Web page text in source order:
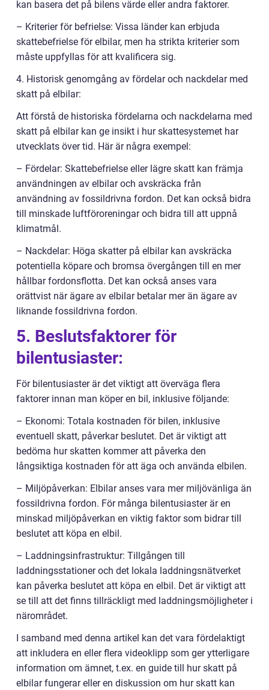
kan basera det på bilens värde eller andra faktorer.
– Kriterier för befrielse: Vissa länder kan erbjuda
skattebefrielse för elbilar, men ha strikta kriterier som
måste uppfyllas för att kvalificera sig.
4. Historisk genomgång av fördelar och nackdelar med
skatt på elbilar:
Att förstå de historiska fördelarna och nackdelarna med
skatt på elbilar kan ge insikt i hur skattesystemet har
utvecklats över tid. Här är några exempel:
– Fördelar: Skattebefrielse eller lägre skatt kan främja
användningen av elbilar och avskräcka från
användning av fossildrivna fordon. Det kan också bidra
till minskade luftföroreningar och bidra till att uppnå
klimatmål.
– Nackdelar: Höga skatter på elbilar kan avskräcka
potentiella köpare och bromsa övergången till en mer
hållbar fordonsflotta. Det kan också anses vara
orättvist när ägare av elbilar betalar mer än ägare av
liknande fossildrivna fordon.
5. Beslutsfaktorer för
bilentusiaster:
För bilentusiaster är det viktigt att överväga flera
faktorer innan man köper en bil, inklusive följande:
– Ekonomi: Totala kostnaden för bilen, inklusive
eventuell skatt, påverkar beslutet. Det är viktigt att
bedöma hur skatten kommer att påverka den
långsiktiga kostnaden för att äga och använda elbilen.
– Miljöpåverkan: Elbilar anses vara mer miljövänliga än
fossildrivna fordon. För många bilentusiaster är en
minskad miljöpåverkan en viktig faktor som bidrar till
beslutet att köpa en elbil.
– Laddningsinfrastruktur: Tillgången till
laddningsstationer och det lokala laddningsnätverket
kan påverka beslutet att köpa en elbil. Det är viktigt att
se till att det finns tillräckligt med laddningsmöjligheter i
närområdet.
I samband med denna artikel kan det vara fördelaktigt
att inkludera en eller flera videoklipp som ger ytterligare
information om ämnet, t.ex. en guide till hur skatt på
elbilar fungerar eller en diskussion om hur skatt kan